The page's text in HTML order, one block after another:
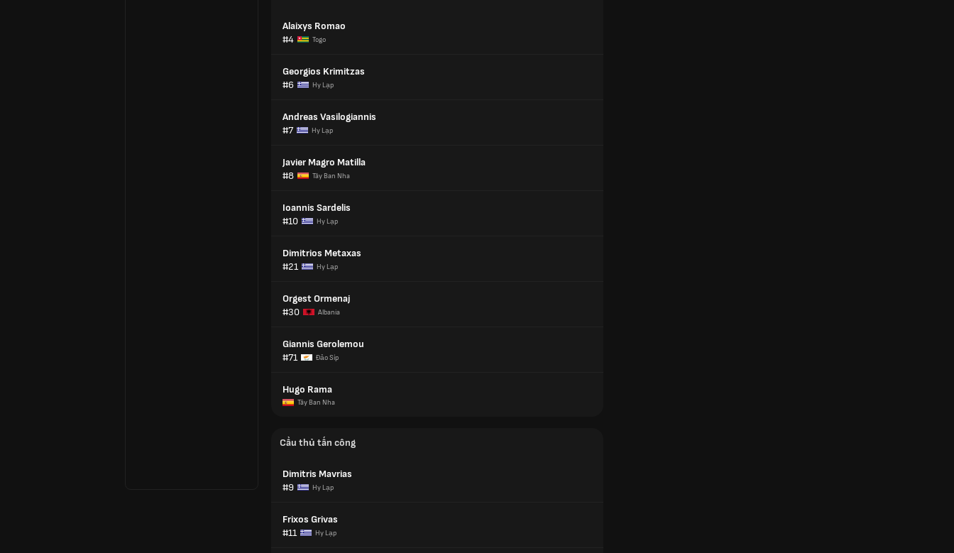
Alaixys Romao
#4
Togo
Georgios Krimitzas
#6
Hy Lạp
Andreas Vasilogiannis
#7
Hy Lạp
Javier Magro Matilla
#8
Tây Ban Nha
Ioannis Sardelis
#10
Hy Lạp
Dimitrios Metaxas
#21
Hy Lạp
Orgest Ormenaj
#30
Albania
Giannis Gerolemou
#71
Đảo Síp
Hugo Rama
Tây Ban Nha
Cầu thủ tấn công
Dimitris Mavrias
#9
Hy Lạp
Frixos Grivas
#11
Hy Lạp